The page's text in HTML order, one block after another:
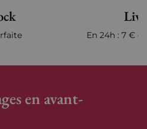
En 24h : 7 €
en avant-